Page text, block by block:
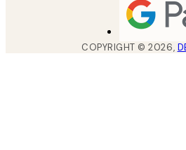
COPYRIGHT ©2026,